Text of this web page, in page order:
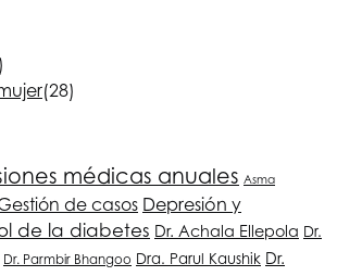
(28)
médicas anuales Asma
de casos Depresión y
de la diabetes Dr. Achala Ellepola Dr.
Dr. Parmbir Bhangoo Dra. Parul Kaushik Dr.